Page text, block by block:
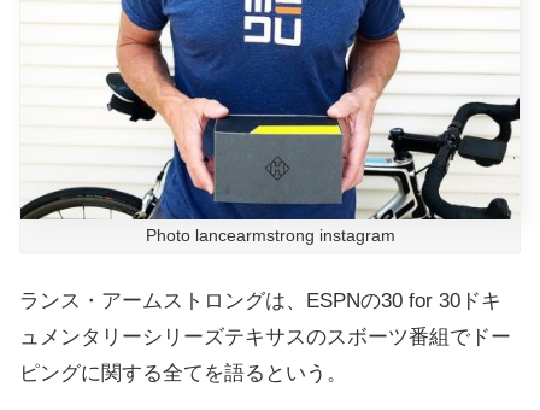
Photo lancearmstrong instagram
ランス・アームストロングは、ESPNの30 for 30ドキ
ュメンタリーシリーズテキサスのスボーツ番組でドー
ピングに関する全てを語るという。